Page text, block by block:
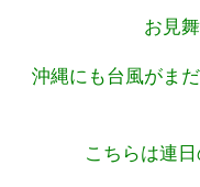
お見
沖縄にも台風がま
こちらは連